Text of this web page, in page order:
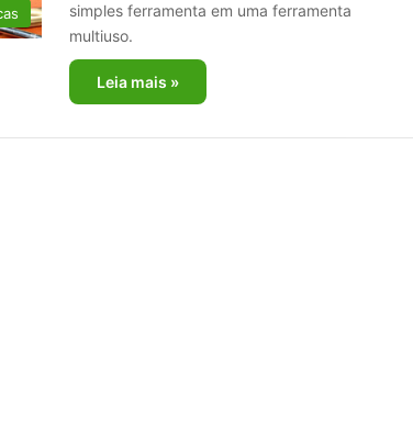
simples ferramenta em uma ferramenta
multiuso.
Leia mais »